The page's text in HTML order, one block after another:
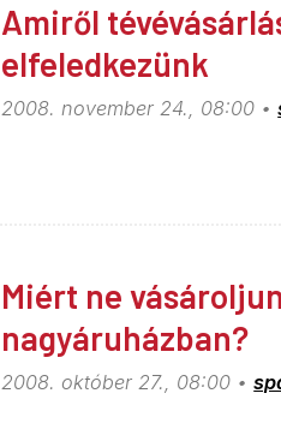
Amiről
elfeledkezünk
2008. november 24., 08:00
Miért ne
nagyáruházban?
2008. október 27., 08:00